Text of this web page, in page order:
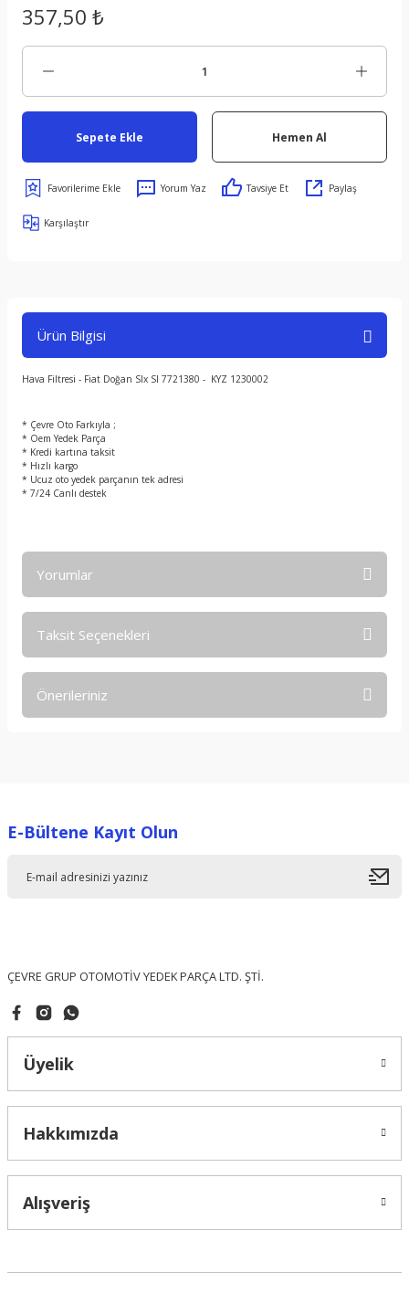
357,50 ₺
Sepete Ekle Hemen Al
Yorum Yaz Tavsiye Et Paylaş
Karşılaştır
Ürün Bilgisi
Hava Filtresi - Fiat Doğan Slx Sl 7721380 - KYZ 1230002
* Çevre Oto Farkıyla ;
* Oem Yedek Parça
* Kredi kartına taksit
* Hızlı kargo
* Ucuz oto yedek parçanın tek adresi
* 7/24 Canlı destek
Yorumlar
Taksit Seçenekleri
Önerileriniz
Ürün resmi kalitesiz, bozuk veya görüntülenemiyor.
E-Bültene Kayıt Olun
ÇEVRE GRUP OTOMOTİV YEDEK PARÇA LTD. ŞTİ.
Üyelik
Hakkımızda
Alışveriş